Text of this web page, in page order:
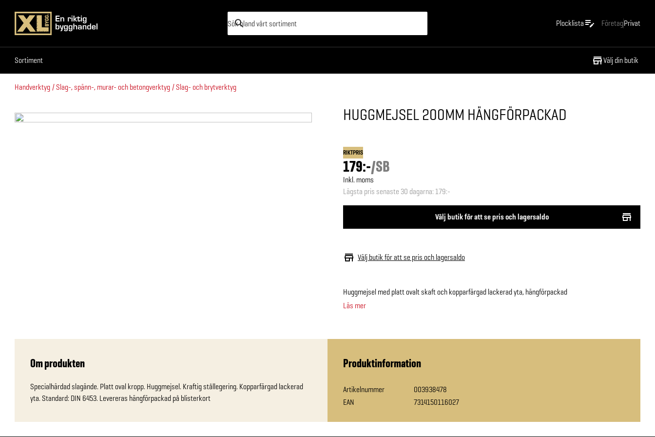
Plocklista FöretagPrivat
Sortiment Välj din butik
Sortiment
Handverktyg Slag-, spänn-, murar- och betongverktyg Slag- och brytverktyg
HUGGMEJSEL 200MM HÄNGFÖRPACKAD
RIKTPRIS
179:-/SB
Inkl. moms
Lägsta pris senaste 30 dagarna: 179:-
Välj butik för att se pris och lagersaldo
Välj butik för att se pris och lagersaldo
Huggmejsel med platt ovalt skaft och kopparfärgad lackerad yta, hängförpackad
Läs mer
Om produkten
Specialhärdad slagände. Platt oval kropp. Huggmejsel. Kraftig stållegering. Kopparfärgad lackerad
yta. Standard: DIN 6453. Levereras hängförpackad på blisterkort
Produktinformation
Artikelnummer
003938478
EAN
7314150116027